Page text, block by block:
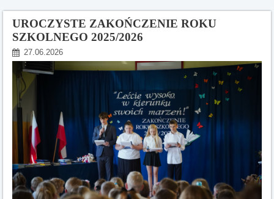
UROCZYSTE ZAKOŃCZENIE ROKU
SZKOLNEGO 2025/2026
27.06.2026